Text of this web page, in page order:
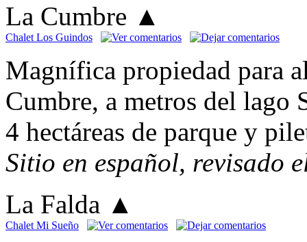
La Cumbre ▲
Chalet Los Guindos
Magnífica propiedad para
Cumbre, a metros del lago
4 hectáreas de parque y
Sitio en español, revisado
La Falda ▲
Chalet Mi Sueño